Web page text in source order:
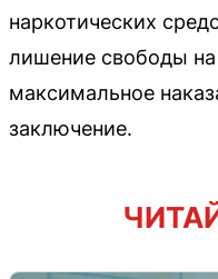
наркотических
лишение свободы на
максимальное
заключение.